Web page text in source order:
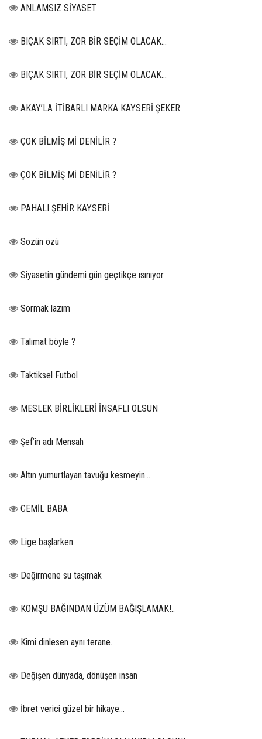
ANLAMSIZ SİYASET
BIÇAK SIRTI, ZOR BİR SEÇİM OLACAK…
BIÇAK SIRTI, ZOR BİR SEÇİM OLACAK…
AKAY’LA İTİBARLI MARKA KAYSERİ ŞEKER
ÇOK BİLMİŞ Mİ DENİLİR ?
ÇOK BİLMİŞ Mİ DENİLİR ?
PAHALI ŞEHİR KAYSERİ
Sözün özü
Siyasetin gündemi gün geçtikçe ısınıyor.
Sormak lazım
Talimat böyle ?
Taktiksel Futbol
MESLEK BİRLİKLERİ İNSAFLI OLSUN
Şef’in adı Mensah
Altın yumurtlayan tavuğu kesmeyin…
CEMİL BABA
Lige başlarken
Değirmene su taşımak
KOMŞU BAĞINDAN ÜZÜM BAĞIŞLAMAK!..
Kimi dinlesen aynı terane.
Değişen dünyada, dönüşen insan
İbret verici güzel bir hikaye...